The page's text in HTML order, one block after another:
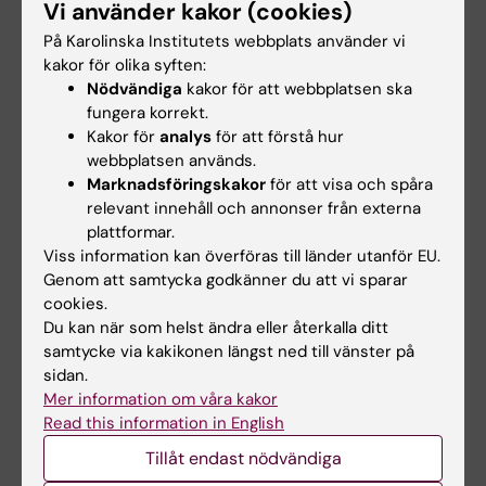
Fransson har gjort ytterst betydelsefulla
insatser för de nybyggnationer som nu har
påbörjats både i Solna och i Huddinge. Med
målet att etablera ett medicinskt
forskningscentrum i världsklass byggs nu
Biomedicum i Solna där 1 600 medarbetare
samlas i en innovativ forskningsmiljö. I
Huddinge byggs Neo, en byggnad som
placeras intill sjukhuset för att man lättare ska
kunna bedriva studier som baseras på
aktuella sjukdomsproblem inom sjukvården
och att resultaten och förbättrade
behandlingsmetoder snabbare ska lyftas
tillbaka in i vården.
— Nybyggnationerna kommer tillsammans
Vi använder kakor (cookies)
På Karolinska Institutets webbplats använder vi
kakor för olika syften:
Nödvändiga kakor för att webbplatsen ska
fungera korrekt.
Kakor för analys för att förstå hur
webbplatsen används.
Marknadsföringskakor för att visa och spåra
relevant innehåll och annonser från externa
plattformar.
Viss information kan överföras till länder utanför EU.
Genom att samtycka godkänner du att vi sparar
cookies.
Du kan när som helst ändra eller återkalla ditt
samtycke via kakikonen längst ned till vänster på
sidan.
Mer information om våra kakor
Read this information in English
Tillåt endast nödvändiga